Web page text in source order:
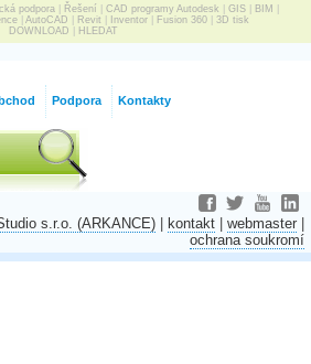
podpora Řešení CAD programy Autodesk GIS BIM
| AutoCAD Revit Inventor| Fusion 360| 3D tisk
DOWNLOAD
HLEDAT
Podpora Kontakty
s.r.o. (ARKANCE) | kontakt | webmaster |
ochrana soukromí